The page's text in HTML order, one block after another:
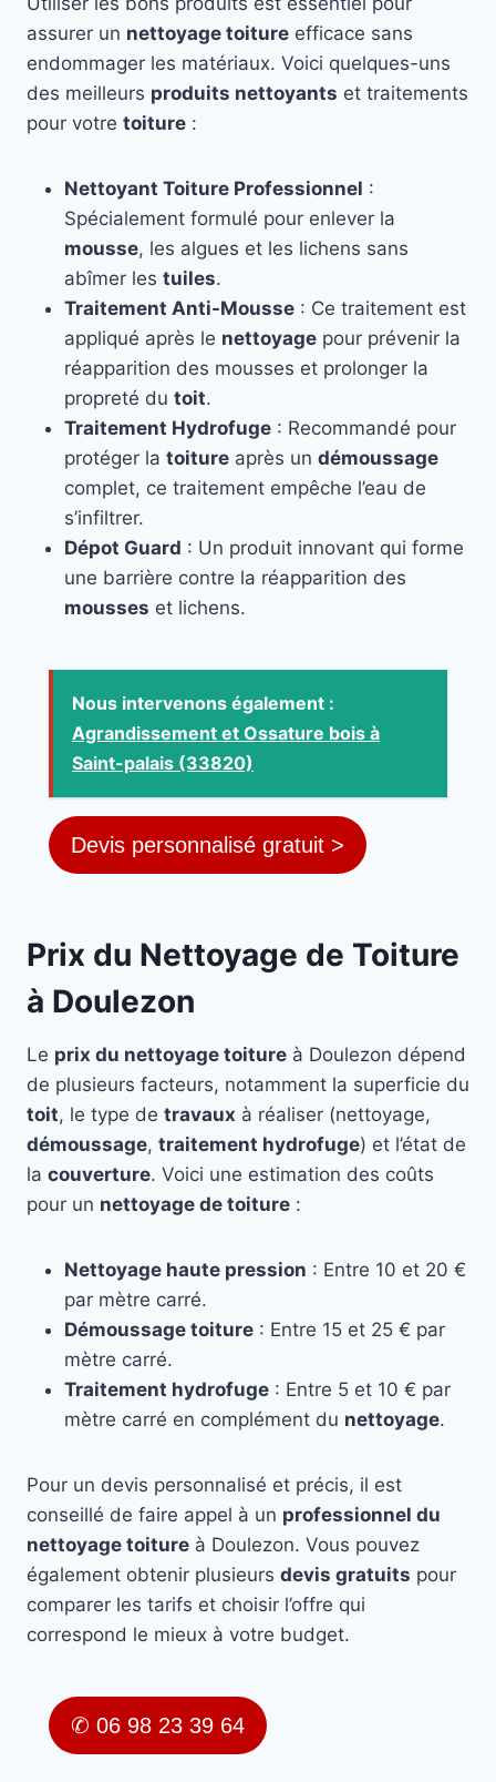
assurer un nettoyage toiture efficace sans
endommager les matériaux. Voici quelques-uns
des meilleurs produits nettoyants et traitements
pour votre toiture :
Nettoyant Toiture Professionnel :
Spécialement formulé pour enlever la
mousse, les algues et les lichens sans
abîmer les tuiles.
Traitement Anti-Mousse : Ce traitement est
appliqué après le nettoyage pour prévenir la
réapparition des mousses et prolonger la
propreté du toit.
Traitement Hydrofuge : Recommandé pour
protéger la toiture après un démoussage
complet, ce traitement empêche l’eau de
s’infiltrer.
Dépot Guard : Un produit innovant qui forme
une barrière contre la réapparition des
mousses et lichens.
Nous intervenons également :
Agrandissement et Ossature bois à
Saint-palais (33820)
Devis personnalisé gratuit >
Prix du Nettoyage de Toiture
à Doulezon
Le prix du nettoyage toiture à Doulezon dépend
de plusieurs facteurs, notamment la superficie du
toit, le type de travaux à réaliser (nettoyage,
démoussage, traitement hydrofuge) et l’état de
la couverture. Voici une estimation des coûts
pour un nettoyage de toiture :
Nettoyage haute pression : Entre 10 et 20 €
par mètre carré.
Démoussage toiture : Entre 15 et 25 € par
mètre carré.
Traitement hydrofuge : Entre 5 et 10 € par
mètre carré en complément du nettoyage.
Pour un devis personnalisé et précis, il est
conseillé de faire appel à un professionnel du
nettoyage toiture à Doulezon. Vous pouvez
également obtenir plusieurs devis gratuits pour
comparer les tarifs et choisir l’offre qui
correspond le mieux à votre budget.
✆ 06 98 23 39 64